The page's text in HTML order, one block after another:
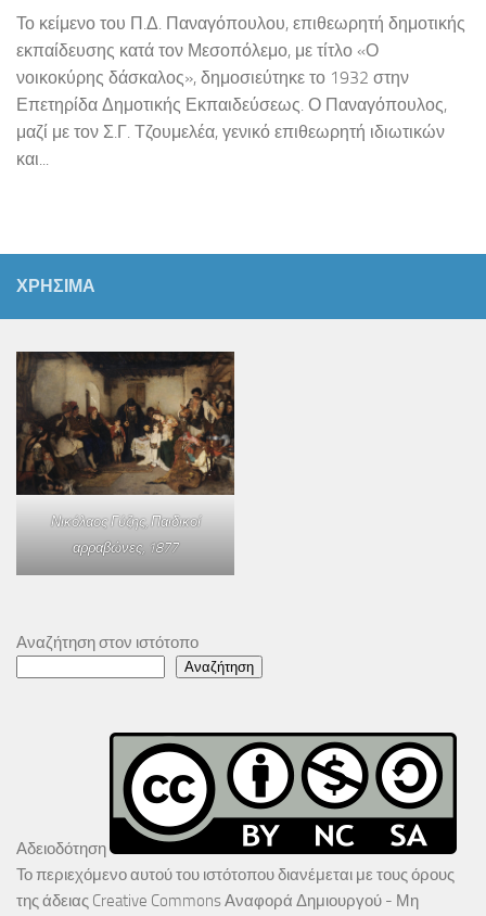
Το κείμενο του Π.Δ. Παναγόπουλου, επιθεωρητή δημοτικής
εκπαίδευσης κατά τον Μεσοπόλεμο, με τίτλο «Ο
νοικοκύρης δάσκαλος», δημοσιεύτηκε το 1932 στην
Επετηρίδα Δημοτικής Εκπαιδεύσεως. Ο Παναγόπουλος,
μαζί με τον Σ.Γ. Τζουμελέα, γενικό επιθεωρητή ιδιωτικών
και...
ΧΡΗΣΙΜΑ
Νικόλαος Γύζης,Παιδικοί
αρραβώνες, 1877
Αναζήτηση στον ιστότοπο
Αναζήτηση
Αδειοδότηση
Το περιεχόμενο αυτού του ιστότοπου διανέμεται με τους όρους
της άδειας Creative Commons Αναφορά Δημιουργού - Μη